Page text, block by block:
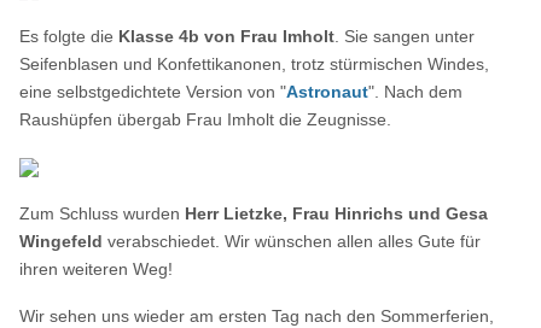
Es folgte die Klasse 4b von Frau Imholt . Sie sangen unter
Seifenblasen und Konfettikanonen, trotz stürmischen Windes,
eine selbstgedichtete Version von "Astronaut". Nach dem
Raushüpfen übergab Frau Imholt die Zeugnisse.
Zum Schluss wurden Herr Lietzke, Frau Hinrichs und Gesa
Wingefeld verabschiedet. Wir wünschen allen alles Gute für
ihren weiteren Weg!
Wir sehen uns wieder am ersten Tag nach den Sommerferien,